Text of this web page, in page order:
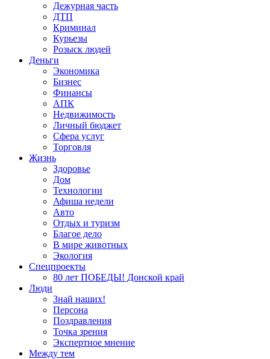
Дежурная часть
ДТП
Криминал
Курьезы
Розыск людей
Деньги
Экономика
Бизнес
Финансы
АПК
Недвижимость
Личный бюджет
Сфера услуг
Торговля
Жизнь
Здоровье
Дом
Технологии
Афиша недели
Авто
Отдых и туризм
Благое дело
В мире животных
Экология
Спецпроекты
80 лет ПОБЕДЫ! Донской край
Люди
Знай наших!
Персона
Поздравления
Точка зрения
Экспертное мнение
Между тем